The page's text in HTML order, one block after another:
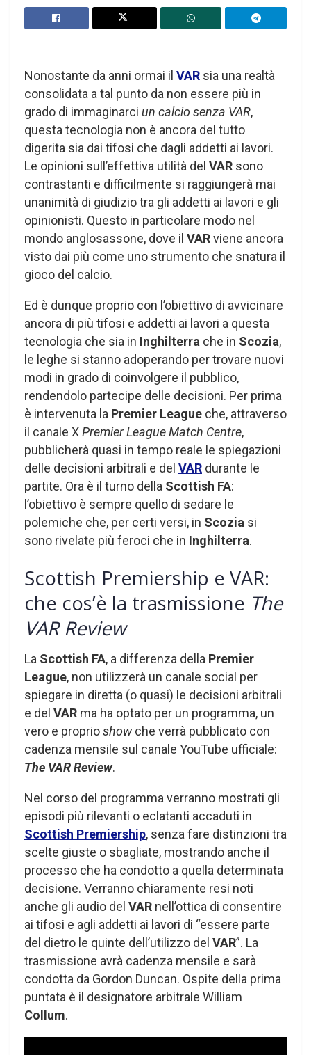
Nonostante da anni ormai il VAR sia una realtà
consolidata a tal punto da non essere più in
grado di immaginarci un calcio senza VAR,
questa tecnologia non è ancora del tutto
digerita sia dai tifosi che dagli addetti ai lavori.
Le opinioni sull’effettiva utilità del VAR sono
contrastanti e difficilmente si raggiungerà mai
unanimità di giudizio tra gli addetti ai lavori e gli
opinionisti. Questo in particolare modo nel
mondo anglosassone, dove il VARviene ancora
visto dai più come uno strumento che snatura il
gioco del calcio.
Ed è dunque proprio con l’obiettivo di avvicinare
ancora di più tifosi e addetti ai lavori a questa
tecnologia che sia in Inghilterra che in Scozia,
le leghe si stanno adoperando per trovare nuovi
modi in grado di coinvolgere il pubblico,
rendendolo partecipe delle decisioni. Per prima
è intervenuta la Premier League che, attraverso
il canale XPremier League Match Centre,
pubblicherà quasi in tempo reale le spiegazioni
delle decisioni arbitrali e del VAR durante le
partite. Ora è il turno della Scottish FA:
l’obiettivo è sempre quello di sedare le
polemiche che, per certi versi, in Scozia si
sono rivelate più feroci che in Inghilterra.
Scottish Premiership e VAR:
che cos’è la trasmissione The
VAR Review
La Scottish FA, a differenza della Premier
League, non utilizzerà un canale social per
spiegare in diretta (o quasi) le decisioni arbitrali
e del VAR ma ha optato per un programma, un
vero e proprioshowche verrà pubblicato con
cadenza mensile sul canale YouTube ufficiale:
The VAR Review.
Nel corso del programma verranno mostrati gli
episodi più rilevanti o eclatanti accaduti in
Scottish Premiership, senza fare distinzioni tra
scelte giuste o sbagliate, mostrando anche il
processo che ha condotto a quella determinata
decisione. Verranno chiaramente resi noti
anche gli audio del VAR nell’ottica di consentire
ai tifosi e agli addetti ai lavori di “essere parte
del dietro le quinte dell’utilizzo del VAR”. La
trasmissione avrà cadenza mensile e sarà
condotta da Gordon Duncan. Ospite della prima
puntata è il designatore arbitrale William
Collum.